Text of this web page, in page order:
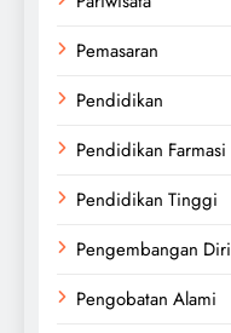
Pemasaran
Pendidikan
Pendidikan Farmasi
Pendidikan Tinggi
Pengembangan Diri
Pengobatan Alami